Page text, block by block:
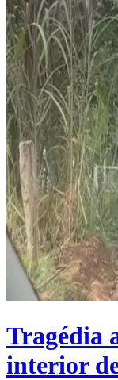
Tragédia
interior